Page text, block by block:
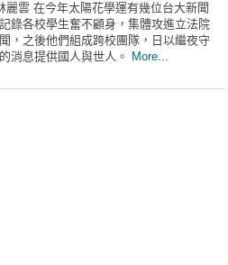
麗雲 在今年太陽花學運有幾位台大新聞
錄各校學生奮不顧身，集體攻進立法院
，之後他們組成跨校團隊，日以繼夜守
消息提供國人與世人。
More...